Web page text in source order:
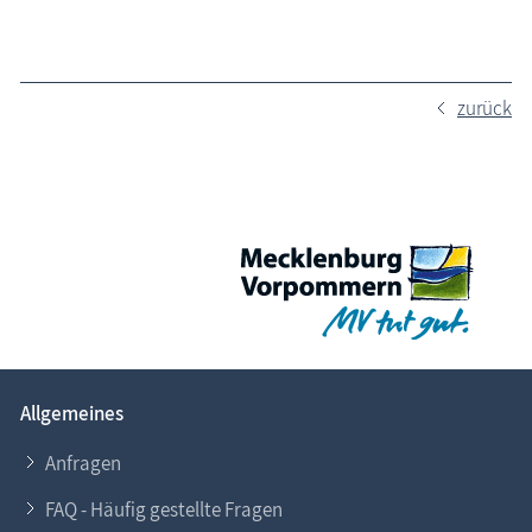
zurück
Allgemeines
Anfragen
FAQ - Häufig gestellte Fragen